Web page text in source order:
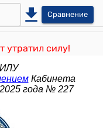
Сравнение
утратил силу!